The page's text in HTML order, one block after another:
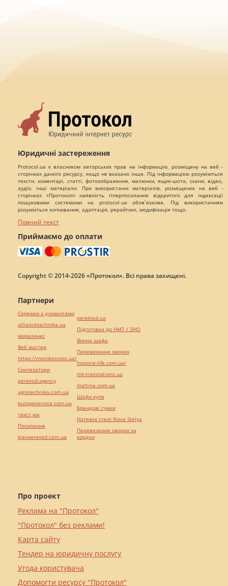
Юридичні застереження
Protocol.ua є власником авторських прав на інформацію, розміщену на веб -
сторінках даного ресурсу, якщо не вказано інше. Під інформацією розуміються
тексти, коментарі, статті, фотозображення, малюнки, ящик-шота, скани, відео,
аудіо, інші матеріали. При використанні матеріалів, розміщених на веб -
сторінках «Протокол» наявність гіперпосилання відкритого для індексації
пошуковими системами на protocol.ua обов`язкове. Під використанням
розуміється копіювання, адаптація, рерайтинг, модифікація тощо.
Повний текст
Приймаємо до оплати
Copyright © 2014-2026 «Протокол». Всі права захищені.
Про проект
Реклама на "Протокол"
"Протокол" без реклами!
Карта сайту
Тендер на юридичну послугу
Угода користувача
Допомогти ресурсу "Протокол"
Партнери
Сережки з діамантами
alliancetechnika.ua
миралинкс
Веб мастер
https://motokosmos.ua/
Синтезатори
perevod.agency
agrotechnika.com.ua
europeservice.com.ua
текст юа
Посилання
kievperevod.com.ua
pereklad.ua
Підготовка до НМТ / ЗНО
Винна шафа
Перевезення хворих
hospice-life.com.ua/
mk-translations.ua
maltina.com.ua
Шафи купе
Брендові сумки
Натяжні стелі Nova Stelya
Перевезення хворих за
кордон